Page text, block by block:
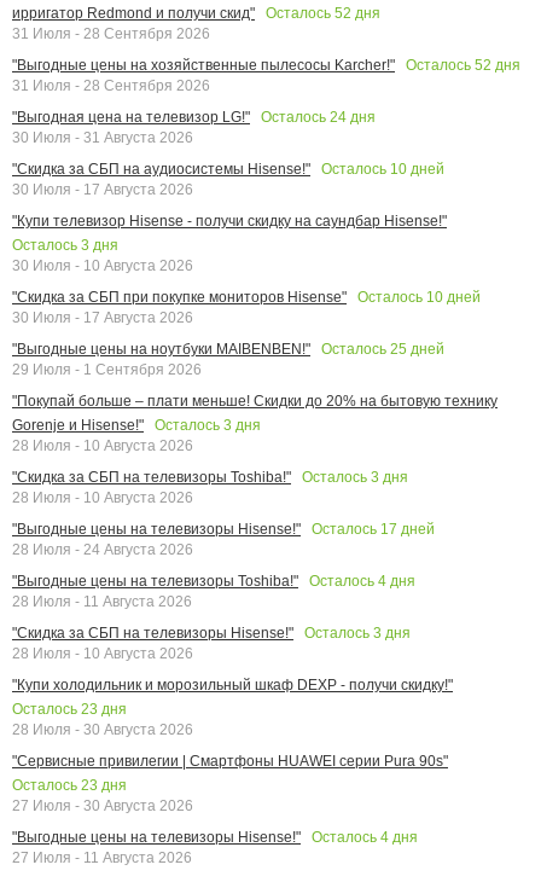
ирригатор Redmond и получи скид"
Осталось 52 дня
31 Июля - 28 Сентября 2026
"Выгодные цены на хозяйственные пылесосы Karcher!"
Осталось 52 дня
31 Июля - 28 Сентября 2026
"Выгодная цена на телевизор LG!"
Осталось 24 дня
30 Июля - 31 Августа 2026
"Скидка за СБП на аудиосистемы Hisense!"
Осталось 10 дней
30 Июля - 17 Августа 2026
"Купи телевизор Hisense - получи скидку на саундбар Hisense!"
Осталось 3 дня
30 Июля - 10 Августа 2026
"Скидка за СБП при покупке мониторов Hisense"
Осталось 10 дней
30 Июля - 17 Августа 2026
"Выгодные цены на ноутбуки MAIBENBEN!"
Осталось 25 дней
29 Июля - 1 Сентября 2026
"Покупай больше – плати меньше! Скидки до 20% на бытовую технику
Gorenje и Hisense!"
Осталось 3 дня
28 Июля - 10 Августа 2026
"Скидка за СБП на телевизоры Toshiba!"
Осталось 3 дня
28 Июля - 10 Августа 2026
"Выгодные цены на телевизоры Hisense!"
Осталось 17 дней
28 Июля - 24 Августа 2026
"Выгодные цены на телевизоры Toshiba!"
Осталось 4 дня
28 Июля - 11 Августа 2026
"Скидка за СБП на телевизоры Hisense!"
Осталось 3 дня
28 Июля - 10 Августа 2026
"Купи холодильник и морозильный шкаф DEXP - получи скидку!"
Осталось 23 дня
28 Июля - 30 Августа 2026
"Сервисные привилегии | Смартфоны HUAWEI серии Pura 90s"
Осталось 23 дня
27 Июля - 30 Августа 2026
"Выгодные цены на телевизоры Hisense!"
Осталось 4 дня
27 Июля - 11 Августа 2026